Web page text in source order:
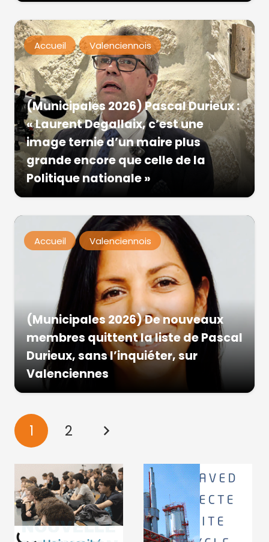
Accueil Valenciennois
(Municipales 2026) Pascal Durieux :
« Laurent Degallaix, c’est une
image ternie d’un maire plus
grande encore que celle de la
Politique nationale »
Accueil Valenciennois
(Municipales 2026) De nouveaux
membres quittent la liste de Pascal
Durieux, sans l’inquiéter, sur
Valenciennes
1 2